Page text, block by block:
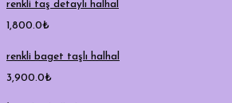
renkli taş detaylı halhal
1,800.0₺
renkli baget taşlı halhal
3,900.0₺